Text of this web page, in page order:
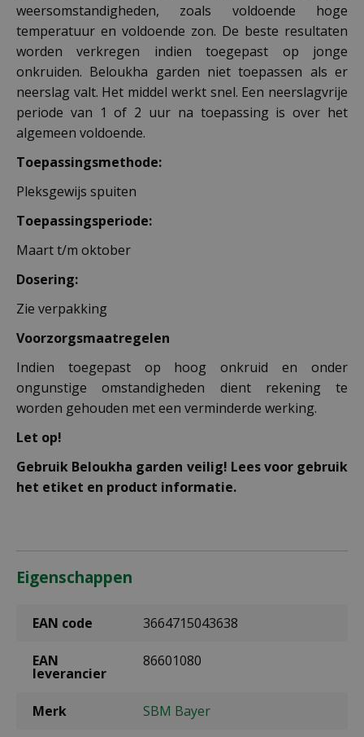
weersomstandigheden, zoals voldoende hoge
temperatuur en voldoende zon. De beste resultaten
worden verkregen indien toegepast op jonge
onkruiden. Beloukha garden niet toepassen als er
neerslag valt. Het middel werkt snel. Een neerslagvrije
periode van 1 of 2 uur na toepassing is over het
algemeen voldoende.
Toepassingsmethode:
Pleksgewijs spuiten
Toepassingsperiode:
Maart t/m oktober
Dosering:
Zie verpakking
Voorzorgsmaatregelen
Indien toegepast op hoog onkruid en onder
ongunstige omstandigheden dient rekening te
worden gehouden met een verminderde werking.
Let op!
Gebruik Beloukha garden veilig! Lees voor gebruik
het etiket en product informatie.
Eigenschappen
EAN code 3664715043638
EAN
leverancier
86601080
Merk SBM Bayer